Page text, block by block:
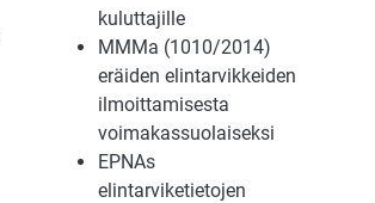
kuluttajille
MMMa (1010/2014)
eräiden elintarvikkeiden
ilmoittamisesta
voimakassuolaiseksi
EPNAs
elintarviketietojen